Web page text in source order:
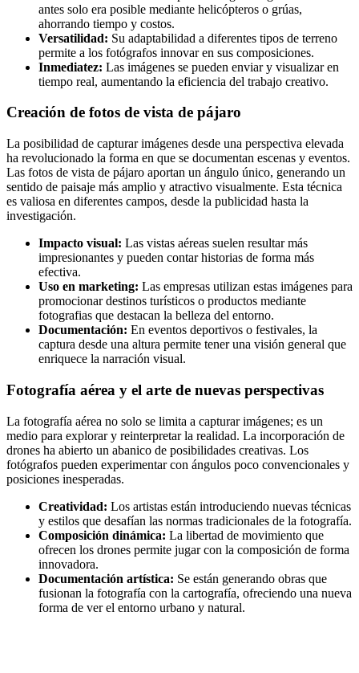
antes solo era posible mediante helicópteros o grúas,
ahorrando tiempo y costos.
Versatilidad: Su adaptabilidad a diferentes tipos de terreno
permite a los fotógrafos innovar en sus composiciones.
Inmediatez: Las imágenes se pueden enviar y visualizar en
tiempo real, aumentando la eficiencia del trabajo creativo.
Creación de fotos de vista de pájaro
La posibilidad de capturar imágenes desde una perspectiva elevada
ha revolucionado la forma en que se documentan escenas y eventos.
Las fotos de vista de pájaro aportan un ángulo único, generando un
sentido de paisaje más amplio y atractivo visualmente. Esta técnica
es valiosa en diferentes campos, desde la publicidad hasta la
investigación.
Impacto visual: Las vistas aéreas suelen resultar más
impresionantes y pueden contar historias de forma más
efectiva.
Uso en marketing: Las empresas utilizan estas imágenes para
promocionar destinos turísticos o productos mediante
fotografias que destacan la belleza del entorno.
Documentación: En eventos deportivos o festivales, la
captura desde una altura permite tener una visión general que
enriquece la narración visual.
Fotografía aérea y el arte de nuevas perspectivas
La fotografía aérea no solo se limita a capturar imágenes; es un
medio para explorar y reinterpretar la realidad. La incorporación de
drones ha abierto un abanico de posibilidades creativas. Los
fotógrafos pueden experimentar con ángulos poco convencionales y
posiciones inesperadas.
Creatividad: Los artistas están introduciendo nuevas técnicas
y estilos que desafían las normas tradicionales de la fotografía.
Composición dinámica: La libertad de movimiento que
ofrecen los drones permite jugar con la composición de forma
innovadora.
Documentación artística: Se están generando obras que
fusionan la fotografía con la cartografía, ofreciendo una nueva
forma de ver el entorno urbano y natural.